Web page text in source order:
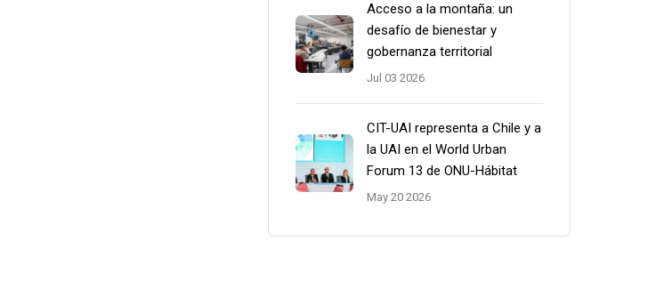
Acceso a la montaña: un
desafío de bienestar y
gobernanza territorial
Jul 03 2026
CIT-UAI representa a Chile y a
la UAI en el World Urban
Forum 13 de ONU-Hábitat
May 20 2026